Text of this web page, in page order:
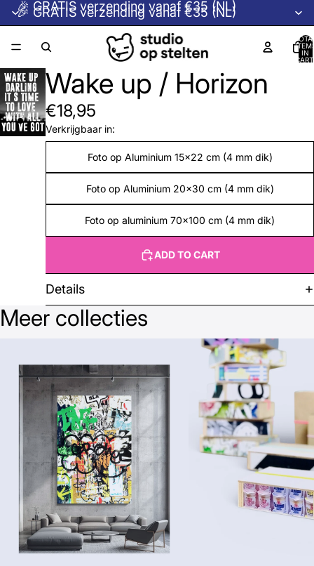
🎉 GRATIS verzending vanaf €35 (NL)
🎉 GRATIS verzending vanaf €35 (NL)
IN
Wake up / Horizon
€18,95
Verkrijgbaar in:
Foto op Aluminium 15x22 cm (4 mm dik)
Foto op Aluminium 20x30 cm (4 mm dik)
Foto op aluminium 70x100 cm (4 mm dik)
ADD TO CART
Details
Meer collecties
Houten kistjes →